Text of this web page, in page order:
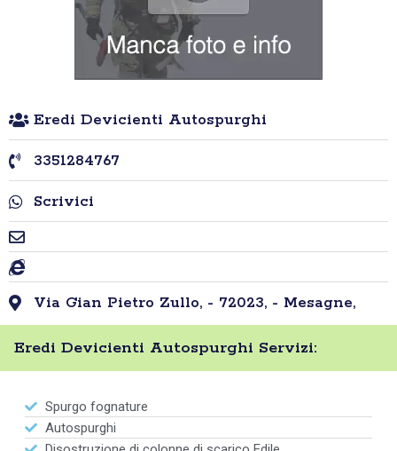
Eredi Devicienti Autospurghi
3351284767
Scrivici
Via Gian Pietro Zullo, - 72023, - Mesagne,
Eredi Devicienti Autospurghi Servizi:
Spurgo fognature
Autospurghi